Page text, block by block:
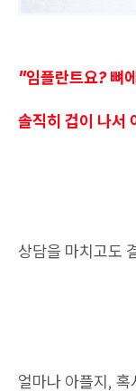
"임플란트요? 뼈
솔직히 겁이 나서
상담을 마치고도
얼마나 아플지,